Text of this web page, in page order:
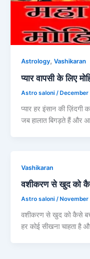
Astrology,Vashikaran
प्यार वापसी के लिए
Astro saloni/
प्यार हर इंसान की
जब हालात बिगड़ते हैं और
Vashikaran
वशीकरण से खुद को
Astro saloni/
वशीकरण से खुद को कैसे
हर कोई सीखना चाहता है